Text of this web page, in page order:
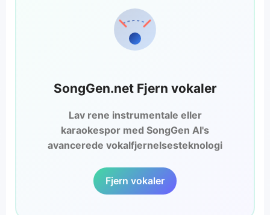
SongGen.net Fjern vokaler
Lav rene instrumentale eller
karaokespor med SongGen AI's
avancerede vokalfjernelsesteknologi
Fjern vokaler